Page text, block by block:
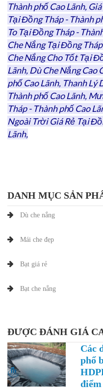
Thành phố Cao Lãnh,
Tại Đồng Tháp - Thành
To Tại Đồng Tháp -
Che Nắng Tại Đồng
Che Nắng Cho Tốt Tại
Lãnh, Dù Che Nắng Cao
phố Cao Lãnh, Thanh Lý
Thành phố Cao Lãnh,
Tháp - Thành phố Cao
Ngoài Trời Giá Rẻ Tại
Lãnh,
DANH MỤC SẢN
Dù che nắng
Mái che đẹp
Bạt giá rẻ
Bạt che nắng
ĐƯỢC ĐÁNH GIÁ
Các
phổ